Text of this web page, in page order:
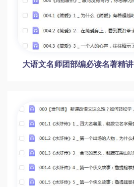
大语文名师团部编必读名著精讲